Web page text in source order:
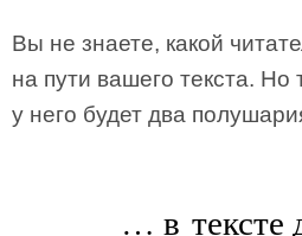
Вы не знаете, какой
на пути вашего текста. Но
у него будет два
… в тексте